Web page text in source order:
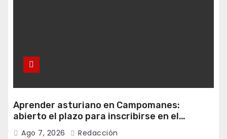
Aprender asturiano en Campomanes:
abierto el plazo para inscribirse en el
programa Falamos
Ago 7, 2026 Redacción